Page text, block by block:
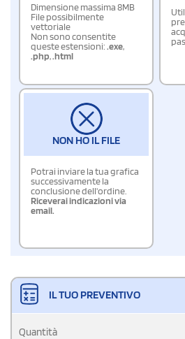
Dimensione massima 8MB
File possibilmente
vettoriale
Non sono consentite
queste estensioni:.exe,
.php,.html
NON HO IL FILE
Potrai inviare la tua grafica
successivamente la
conclusione dell'ordine.
Riceverai indicazioni via
email.
IL TUO PREVENTIVO
Quantità